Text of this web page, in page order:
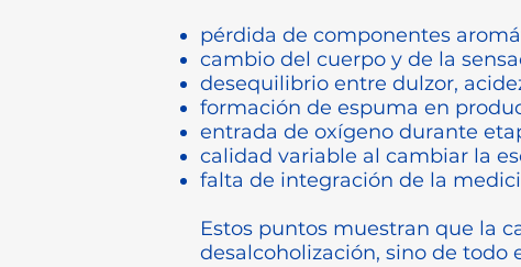
pérdida de componentes
cambio del cuerpo y de la
desequilibrio entre dulzor,
formación de espuma en
entrada de oxígeno durante
calidad variable al cambiar la
falta de integración de la
Estos puntos muestran que la
desalcoholización, sino de todo